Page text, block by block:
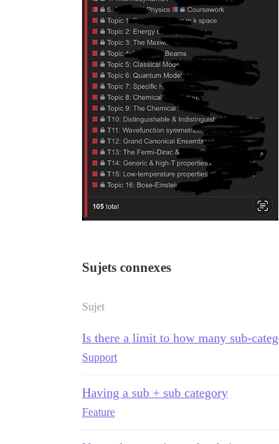
Sujets connexes
Sujet
Is there a limit to how many sub-
Support
Having a sub + sub category
Feature